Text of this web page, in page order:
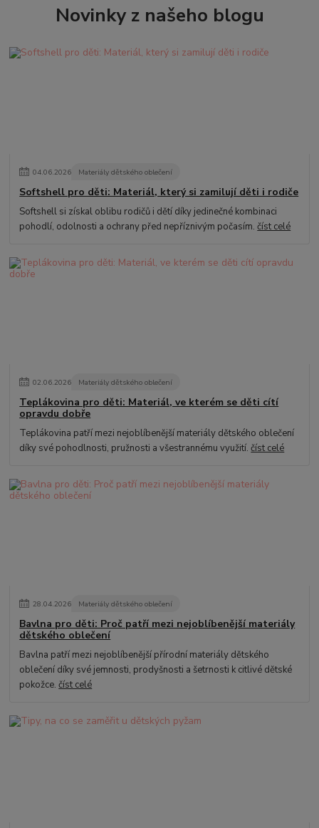
Novinky z našeho blogu
04.06.2026 Materiály dětského oblečení
Softshell pro děti: Materiál, který si zamilují děti i rodiče
Softshell si získal oblibu rodičů i dětí díky jedinečné kombinaci
pohodlí, odolnosti a ochrany před nepříznivým počasím.číst celé
02.06.2026 Materiály dětského oblečení
Teplákovina pro děti: Materiál, ve kterém se děti cítí
opravdu dobře
Teplákovina patří mezi nejoblíbenější materiály dětského oblečení
díky své pohodlnosti, pružnosti a všestrannému využití.číst celé
28.04.2026 Materiály dětského oblečení
Bavlna pro děti: Proč patří mezi nejoblíbenější materiály
dětského oblečení
Bavlna patří mezi nejoblíbenější přírodní materiály dětského
oblečení díky své jemnosti, prodyšnosti a šetrnosti k citlivé dětské
pokožce.číst celé